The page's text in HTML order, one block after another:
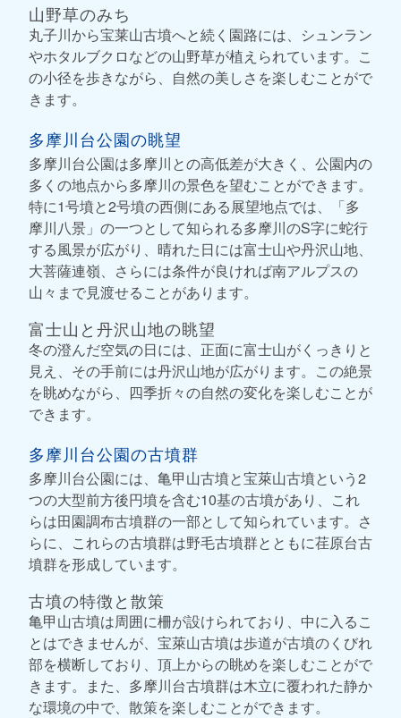
山野草のみち
丸子川から宝莱山古墳へと続く園路には、シュンラン
やホタルブクロなどの山野草が植えられています。こ
の小径を歩きながら、自然の美しさを楽しむことがで
きます。
多摩川台公園の眺望
多摩川台公園は多摩川との高低差が大きく、公園内の
多くの地点から多摩川の景色を望むことができます。
特に1号墳と2号墳の西側にある展望地点では、「多
摩川八景」の一つとして知られる多摩川のS字に蛇行
する風景が広がり、晴れた日には富士山や丹沢山地、
大菩薩連嶺、さらには条件が良ければ南アルプスの
山々まで見渡せることがあります。
富士山と丹沢山地の眺望
冬の澄んだ空気の日には、正面に富士山がくっきりと
見え、その手前には丹沢山地が広がります。この絶景
を眺めながら、四季折々の自然の変化を楽しむことが
できます。
多摩川台公園の古墳群
多摩川台公園には、亀甲山古墳と宝萊山古墳という2
つの大型前方後円墳を含む10基の古墳があり、これ
らは田園調布古墳群の一部として知られています。さ
らに、これらの古墳群は野毛古墳群とともに荏原台古
墳群を形成しています。
古墳の特徴と散策
亀甲山古墳は周囲に柵が設けられており、中に入るこ
とはできませんが、宝萊山古墳は歩道が古墳のくびれ
部を横断しており、頂上からの眺めを楽しむことがで
きます。また、多摩川台古墳群は木立に覆われた静か
な環境の中で、散策を楽しむことができます。